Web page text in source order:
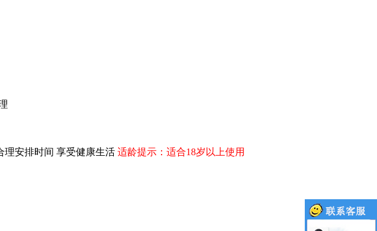
理安排时间 享受健康生活 适龄提示：适合18岁以上使用